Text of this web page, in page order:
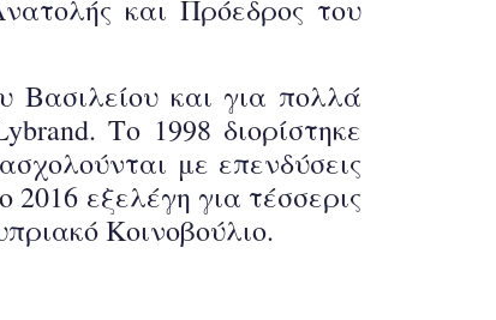
και Πρόεδρος του
Βασιλείου και για πολλά
Το 1998 διορίστηκε
με επενδύσεις
εξελέγη για τέσσερις
Κοινοβούλιο.